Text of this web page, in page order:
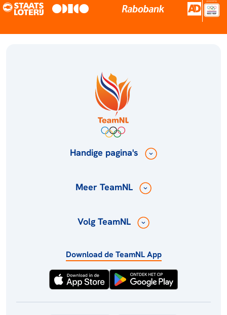
Handige pagina's
Meer TeamNL
Volg TeamNL
Download de TeamNL App